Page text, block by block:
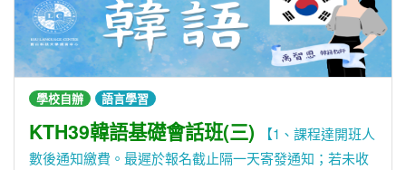
學校自辦 語言學習
KTH39韓語基礎會話班(三)
【1、課程達開班人
數後通知繳費。最遲於報名截止隔一天寄發通知；若未收